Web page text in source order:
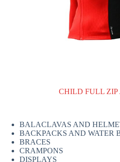
CHILD FULL ZIP
BALACLAVAS AND
BACKPACKS AND WATER
BRACES
CRAMPONS
DISPLAYS